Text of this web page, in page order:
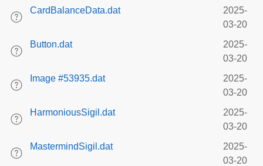
CardBalanceData.dat
2025-
03-20
Button.dat
2025-
03-20
Image #53935.dat
2025-
03-20
HarmoniousSigil.dat
2025-
03-20
MastermindSigil.dat
2025-
03-20